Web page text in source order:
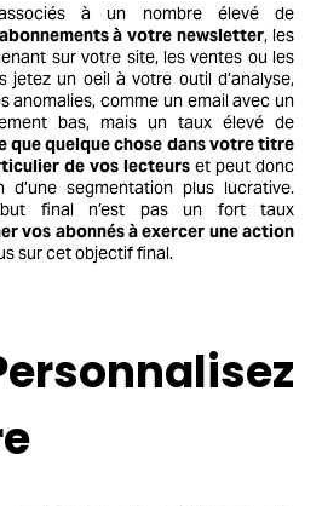
à un nombre élevé de
abonnements à votre newsletter, les
sur votre site, les ventes ou les
jetez un oeil à votre outil d’analyse,
anomalies, comme un email avec un
bas, mais un taux élevé de
que quelque chose dans votre titre
de vos lecteurs et peut donc
segmentation plus lucrative.
but final n’est pas un fort taux
vos abonnés à exercer une action
sur cet objectif final.